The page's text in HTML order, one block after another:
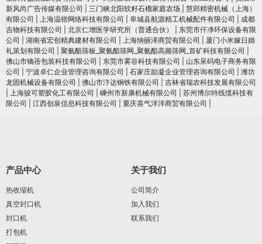
新风尚广告传媒有限公司
三门峡北阳软籽石榴家庭农场
慧郢精密机械（上海）
有限公司
上海温锴网络科技有限公司 阜城县航源精工机械配件有限公司
成都
吉物科技有限公司
北京仁增医学研究所（普通合伙）
东莞市仟净环保设备有限
公司
湖南省宏创精典建材有限公司 上海纳丽泽商贸有限公司
厦门小米嫁日婚
礼策划有限公司
聚氨酯筛板_聚氨酯筛网_聚氨酯高频筛网_首矿科技有限公司
佛山市镝蓓包装科技有限公司
东莞市雾谷科技有限公司
山东呆码电子商务有限
公司
宁波卓仁企业管理咨询有限公司 石家庄励凝企业管理咨询有限公司
潍坊
龙固机械设备有限公司
佛山市汴达钢铁有限公司
吉林省瑞农科技发展有限公司
上海骏可塑胶化工有限公司 嵊州市新康机械有限公司
苏州博尔特线缆科技有
限公司
江西创泉信息科技有限公司 重庆喜气洋洋商贸有限公司
产品中心
热收缩机
真空封口机
封口机
打包机
关于我们
公司简介
加入我们
联系我们